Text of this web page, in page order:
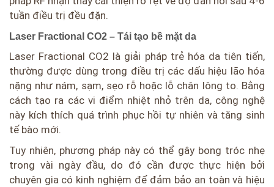
tuần điều trị đều đặn.
Laser Fractional CO2 – Tái tạo bề mặt da
Laser Fractional CO2 là giải pháp trẻ hóa da tiên tiến,
thường được dùng trong điều trị các dấu hiệu lão hóa
nặng như nám, sạm, sẹo rỗ hoặc lỗ chân lông to. Bằng
cách tạo ra các vi điểm nhiệt nhỏ trên da, công nghệ
này kích thích quá trình phục hồi tự nhiên và tăng sinh
tế bào mới.
Tuy nhiên, phương pháp này có thể gây bong tróc nhẹ
trong vài ngày đầu, do đó cần được thực hiện bởi
chuyên gia có kinh nghiệm để đảm bảo an toàn và hiệu